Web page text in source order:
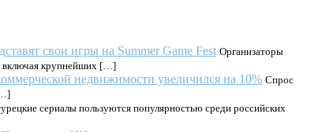
свои игры на Summer Game Fest Организаторы
включая крупнейших […]
недвижимости увеличился на 10% Спрос
сериалы пользуются популярностью среди российских